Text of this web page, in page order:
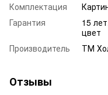
Комплектация
Гарантия
15
цвет
Производитель
ТМ
Отзывы